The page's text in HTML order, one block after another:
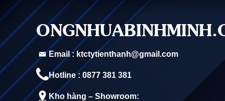
ỐNG NHỰA PVC 75 QUỐC TRUNG
ỐNG NHỰA PVC 76 QUỐC TRUNG
ỐNG NHỰA PVC 90 QUỐC TRUNG
ỐNG NHỰA PVC 114 QUỐC TRUNG
Email : ktctytienthanh@gmail.com
Hotline : 0877 381 381
Kho hàng – Showroom: